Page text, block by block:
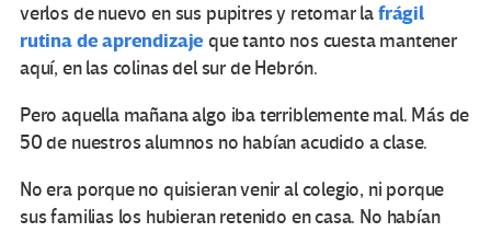
verlos de nuevo en sus pupitres y retomar lafrágil
rutina de aprendizaje que tanto nos cuesta mantener
aquí, en las colinas del sur de Hebrón.
Pero aquella mañana algo iba terriblemente mal. Más de
50 de nuestros alumnos no habían acudido a clase.
No era porque no quisieran venir al colegio, ni porque
sus familias los hubieran retenido en casa. No habían